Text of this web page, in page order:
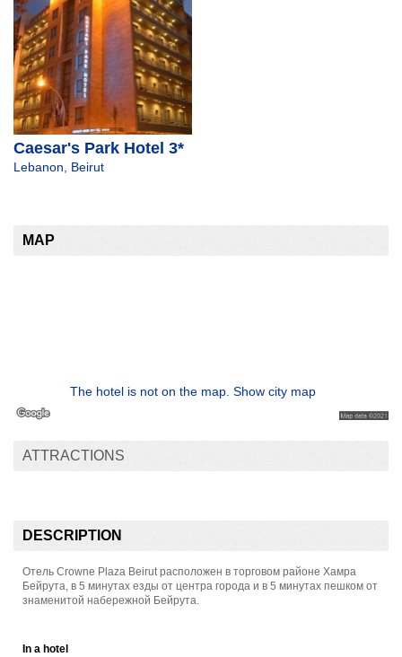
Caesar's Park Hotel 3*
Lebanon Beirut
MAP
The hotel is not on the map. Show city map
ATTRACTIONS
DESCRIPTION
Отель Crowne Plaza Beirut расположен в торговом районе Хамра
Бейрута, в 5 минутах езды от центра города и в 5 минутах пешком от
знаменитой набережной Бейрута.
In a hotel